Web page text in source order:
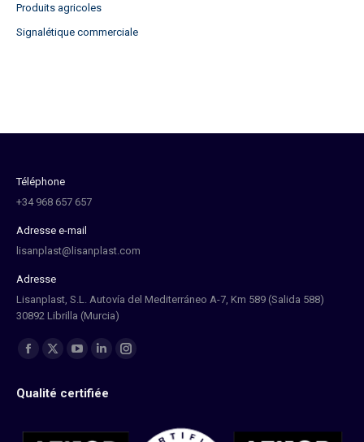
Produits agricoles
Signalétique commerciale
Téléphone
+34 968 657 657
Adresse e-mail
lisanplast@lisanplast.com
Adresse
Lisanplast, S.L. Autovía del Mediterráneo A-7, Km 589 (Salida 588)
30892 Librilla (Murcia)
Trouvez nous sur :
Facebook
X
YouTubeLinkedIn
La
Qualité certifiée